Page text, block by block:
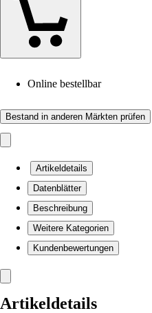
Online bestellbar
Bestand in anderen Märkten prüfen
Artikeldetails
Datenblätter
Beschreibung
Weitere Kategorien
Kundenbewertungen
Artikeldetails